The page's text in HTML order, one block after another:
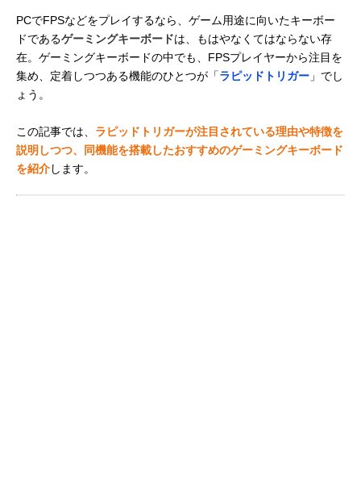
PCでFPSなどをプレイするなら、ゲーム用途に向いたキーボー
ドであるゲーミングキーボードは、もはやなくてはならない存
在。ゲーミングキーボードの中でも、FPSプレイヤーから注目を
集め、定着しつつある機能のひとつが「ラピッドトリガー 」でし
ょう。
この記事では、 ラピッドトリガーが注目されている理由や特徴を
説明しつつ、同機能を搭載したおすすめのゲーミングキーボード
を紹介します。